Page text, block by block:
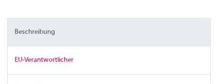
Beschreibung
EU-Verantwortlicher